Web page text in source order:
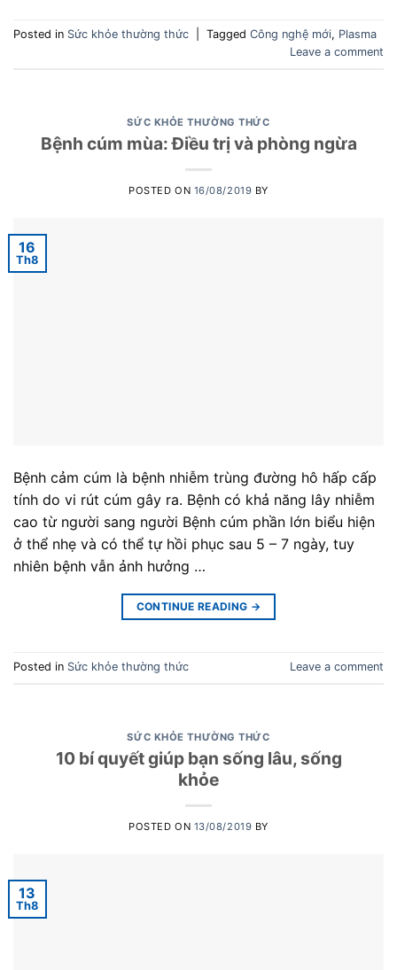
Posted in Sức khỏe thường thức Tagged Công nghệ mới, Plasma
Leave a comment
SỨC KHỎE THƯỜNG THỨC
Bệnh cúm mùa: Điều trị và phòng ngừa
POSTED ON 16/08/2019 BY
16
Th8
Bệnh cảm cúm là bệnh nhiễm trùng đường hô hấp cấp
tính do vi rút cúm gây ra. Bệnh có khả năng lây nhiễm
cao từ người sang người Bệnh cúm phần lớn biểu hiện
ở thể nhẹ và có thể tự hồi phục sau 5 – 7 ngày, tuy
nhiên bệnh vẫn ảnh hưởng …
CONTINUE READING →
Posted in Sức khỏe thường thức Leave a comment
SỨC KHỎE THƯỜNG THỨC
10 bí quyết giúp bạn sống lâu, sống
khỏe
POSTED ON 13/08/2019 BY
13
Th8